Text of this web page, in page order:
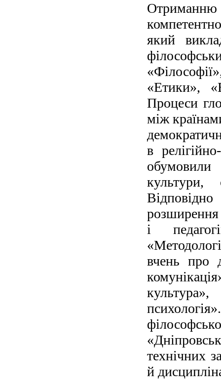
Отриманню
який
«Етики»,
Процеси
між
в
культури,
розширення
і
вчень про
культура»,
технічних
й